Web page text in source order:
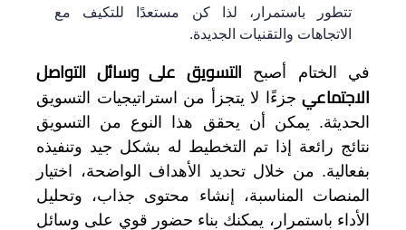
تتطور باستمرار، لذا كن مستعدًا للتكيف مع
الاتجاهات والتقنيات الجديدة.
في الختام أصبح
التسويق على وسائل التواصل
الاجتماعيجزءًا لا يتجزأ من استراتيجيات التسويق
الحديثة. يمكن أن يحقق هذا النوع من التسويق
نتائج رائعة إذا تم التخطيط له بشكل جيد وتنفيذه
بفعالية. من خلال تحديد الأهداف الواضحة، اختيار
المنصات المناسبة، إنشاء محتوى جذاب، وتحليل
الأداء باستمرار، يمكنك بناء حضور قوي على وسائل